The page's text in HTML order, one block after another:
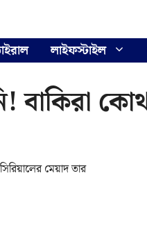
লাইফস্টাইল
বাকিরা
মেয়াদ তার